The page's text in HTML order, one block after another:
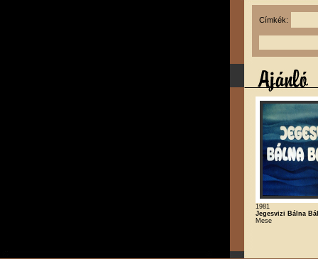
Címkék:
1981
Jegesvizi Bálna
Mese